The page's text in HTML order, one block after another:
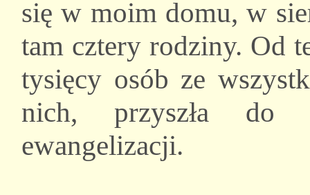
się w moim domu, w
tam cztery rodziny. Od
tysięcy osób ze
nich, przyszła do
ewangelizacji.